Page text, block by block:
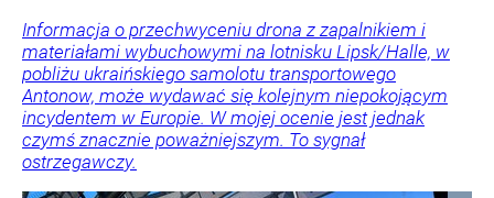
Informacja o przechwyceniu drona z zapalnikiem i
materiałami wybuchowymi na lotnisku Lipsk/Halle, w
pobliżu ukraińskiego samolotu transportowego
Antonow, może wydawać się kolejnym niepokojącym
incydentem w Europie. W mojej ocenie jest jednak
czymś znacznie poważniejszym. To sygnał
ostrzegawczy.